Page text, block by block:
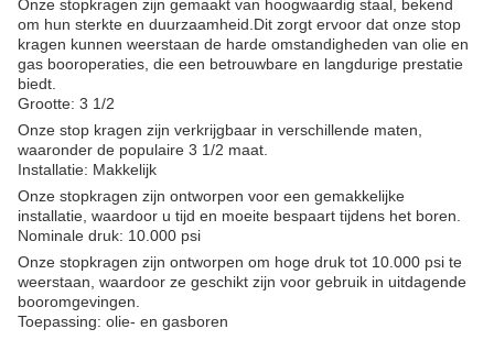
Onze stopkragen zijn gemaakt van hoogwaardig staal, bekend
om hun sterkte en duurzaamheid.Dit zorgt ervoor dat onze stop
kragen kunnen weerstaan de harde omstandigheden van olie en
gas booroperaties, die een betrouwbare en langdurige prestatie
biedt.
Grootte: 3 1/2
Onze stop kragen zijn verkrijgbaar in verschillende maten,
waaronder de populaire 3 1/2 maat.
Installatie: Makkelijk
Onze stopkragen zijn ontworpen voor een gemakkelijke
installatie, waardoor u tijd en moeite bespaart tijdens het boren.
Nominale druk: 10.000 psi
Onze stopkragen zijn ontworpen om hoge druk tot 10.000 psi te
weerstaan, waardoor ze geschikt zijn voor gebruik in uitdagende
booromgevingen.
Toepassing: olie- en gasboren